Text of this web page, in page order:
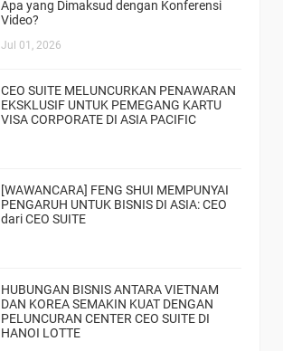
Apa yang Dimaksud dengan Konferensi
Video?
Jul 01, 2026
CEO SUITE MELUNCURKAN PENAWARAN
EKSKLUSIF UNTUK PEMEGANG KARTU
VISA CORPORATE DI ASIA PACIFIC
[WAWANCARA] FENG SHUI MEMPUNYAI
PENGARUH UNTUK BISNIS DI ASIA: CEO
dari CEO SUITE
HUBUNGAN BISNIS ANTARA VIETNAM
DAN KOREA SEMAKIN KUAT DENGAN
PELUNCURAN CENTER CEO SUITE DI
HANOI LOTTE